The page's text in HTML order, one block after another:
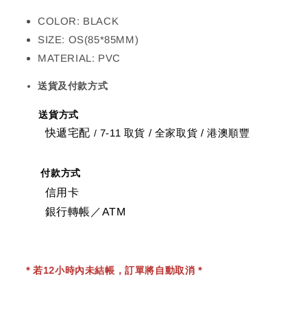
COLOR: BLACK
SIZE: OS(85*85MM)
MATERIAL: PVC
送貨及付款方式
送貨方式
快遞宅配 / 7-11 取貨 / 全家取貨 / 港澳順豐
付款方式
信用卡
銀行轉帳／ATM
* 若12小時內未結帳，訂單將自動取消 *